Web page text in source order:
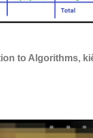
to Algorithms,